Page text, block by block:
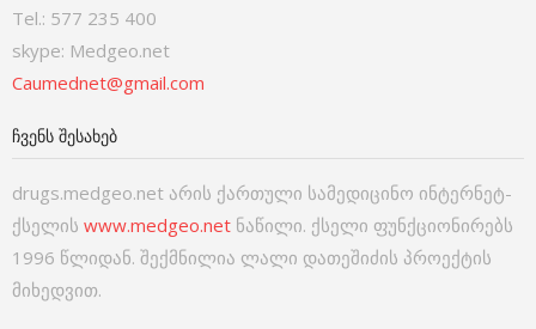
Tel.: 577 235 400
skype: Medgeo.net
Caumednet@gmail.com
ᲩᲕᲔᲜᲡ ᲨᲔᲡᲐᲮᲔᲑ
drugs.medgeo.net არის ქართული სამედიცინო ინტერნეტ-
ქსელის www.medgeo.net ნაწილი. ქსელი ფუნქციონირებს
1996 წლიდან. შექმნილია ლალი დათეშიძის პროექტის
მიხედვით.